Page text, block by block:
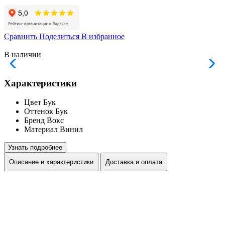
Сравнить Поделиться В избранное
В наличии
Характеристики
Цвет Бук
Оттенок Бук
Бренд Вокс
Материал Винил
Узнать подробнее
Описание и характеристики
Доставка и оплата